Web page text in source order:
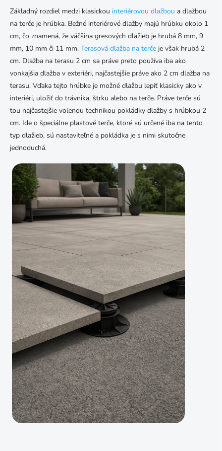
Základný rozdiel medzi klasickou interiérovou dlažbou a dlažbou
na terče je hrúbka. Bežné interiérové dlažby majú hrúbku okolo 1
cm, čo znamená, že väčšina gresových dlažieb je hrubá 8 mm, 9
mm, 10 mm či 11 mm. Terasová dlažba na terče je však hrubá 2
cm. Dlažba na terasu 2 cm sa práve preto používa iba ako
vonkajšia dlažba v exteriéri, najčastejšie práve ako 2 cm dlažba na
terasu. Vďaka tejto hrúbke je možné dlažbu lepiť klasicky ako v
interiéri, uložiť do trávnika, štrku alebo na terče. Práve terče sú
tou najčastejšie volenou technikou pokládky dlažby s hrúbkou 2
cm. Ide o špeciálne plastové terče, ktoré sú určené iba na tento
typ dlažieb, sú nastaviteľné a pokládka je s nimi skutočne
jednoduchá.